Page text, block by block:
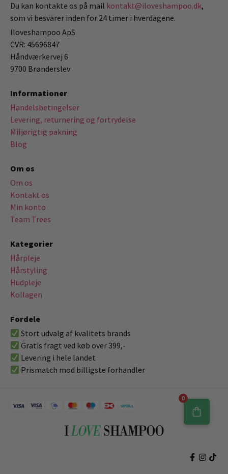
Du kan kontakte os på mail kontakt@iloveshampoo.dk,
som vi besvarer inden for 24 timer i hverdagene.
Iloveshampoo ApS
CVR: 45696847
Håndværkervej 6
9700 Brønderslev
Informationer
Handelsbetingelser
Levering, returnering og fortrydelse
Miljørigtig pakning
Blog
Om os
Om os
Kontakt os
Min konto
Team Trees
Kategorier
Hårpleje
Hårstyling
Hudpleje
Kollagen
Fordele
Stort udvalg af kvalitets brands
Gratis fragt ved køb over 399,-
Levering i hele landet
Prismatch mod billigste forhandler
0